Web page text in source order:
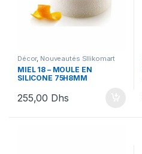
Décor, Nouveautés SIlikomart
MIEL 18 – MOULE EN
SILICONE 75H8MM
255,00 Dhs